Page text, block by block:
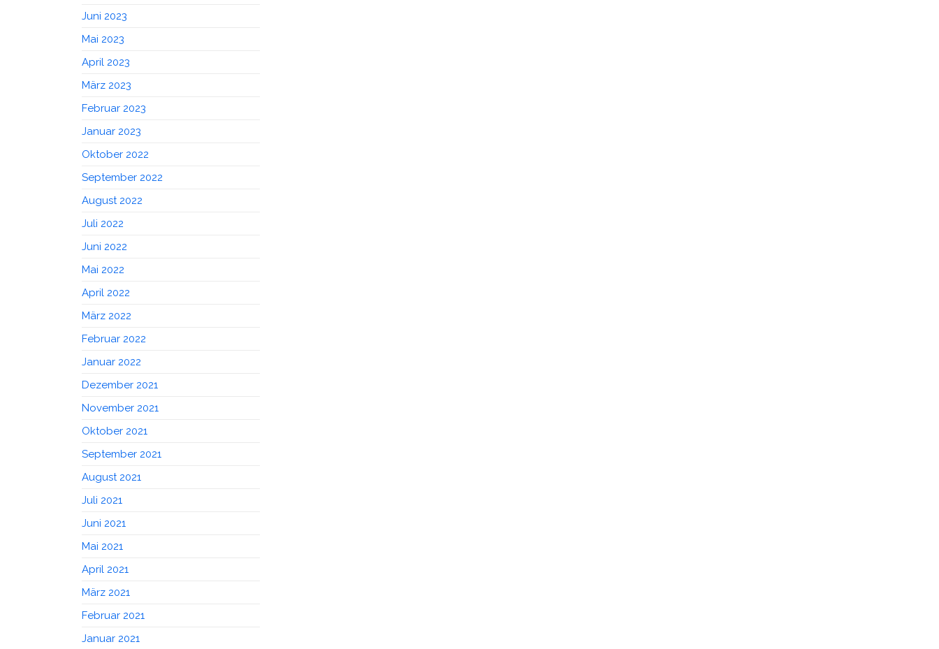
Juni 2023
Mai 2023
April 2023
März 2023
Februar 2023
Januar 2023
Oktober 2022
September 2022
August 2022
Juli 2022
Juni 2022
Mai 2022
April 2022
März 2022
Februar 2022
Januar 2022
Dezember 2021
November 2021
Oktober 2021
September 2021
August 2021
Juli 2021
Juni 2021
Mai 2021
April 2021
März 2021
Februar 2021
Januar 2021